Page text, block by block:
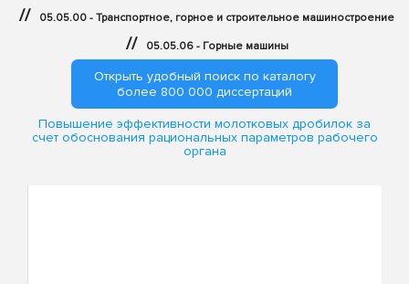
// 05.05.00 - Транспортное, горное и строительное машиностроение
// 05.05.06 - Горные машины
Открыть удобный поиск по каталогу
более 800 000 диссертаций
Повышение эффективности молотковых дробилок за
счет обоснования рациональных параметров рабочего
органа